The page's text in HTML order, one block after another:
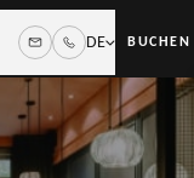
DE BUCHEN